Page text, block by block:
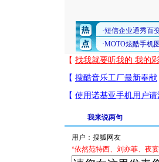
我来说两句
用户：
*依然范特西、刘亦菲、夜